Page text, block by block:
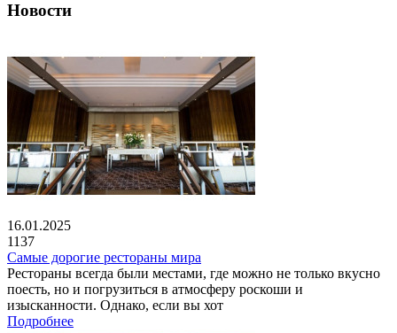
Новости
16.01.2025
1137
Самые дорогие рестораны мира
Рестораны всегда были местами, где можно не только вкусно
поесть, но и погрузиться в атмосферу роскоши и
изысканности. Однако, если вы хот
Подробнее